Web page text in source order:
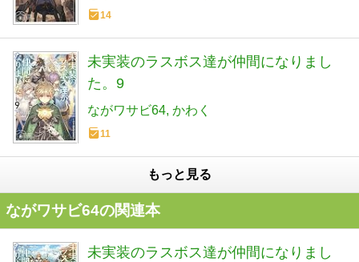
14
未実装のラスボス達が仲間になりまし
た。9
ながワサビ64 かわく
11
もっと見る
ながワサビ64の関連本
未実装のラスボス達が仲間になりまし